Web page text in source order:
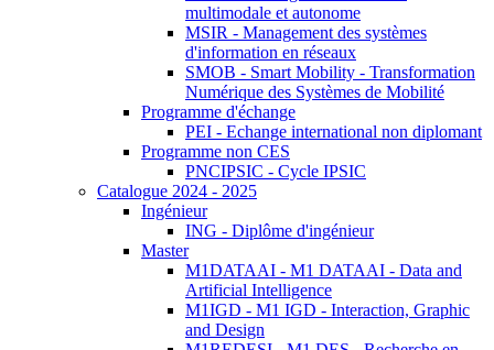
multimodale et autonome
MSIR - Management des systèmes
d'information en réseaux
SMOB - Smart Mobility - Transformation
Numérique des Systèmes de Mobilité
Programme d'échange
PEI - Echange international non diplomant
Programme non CES
PNCIPSIC - Cycle IPSIC
Catalogue 2024 - 2025
Ingénieur
ING - Diplôme d'ingénieur
Master
M1DATAAI - M1 DATAAI - Data and
Artificial Intelligence
M1IGD - M1 IGD - Interaction, Graphic
and Design